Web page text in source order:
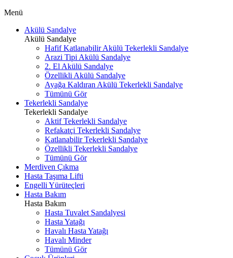
Menü
Akülü Sandalye
Akülü Sandalye
Hafif Katlanabilir Akülü Tekerlekli Sandalye
Arazi Tipi Akülü Sandalye
2. El Akülü Sandalye
Özellikli Akülü Sandalye
Ayağa Kaldıran Akülü Tekerlekli Sandalye
Tümünü Gör
Tekerlekli Sandalye
Tekerlekli Sandalye
Aktif Tekerlekli Sandalye
Refakatçi Tekerlekli Sandalye
Katlanabilir Tekerlekli Sandalye
Özellikli Tekerlekli Sandalye
Tümünü Gör
Merdiven Çıkma
Hasta Taşıma Lifti
Engelli Yürüteçleri
Hasta Bakım
Hasta Bakım
Hasta Tuvalet Sandalyesi
Hasta Yatağı
Havalı Hasta Yatağı
Havalı Minder
Tümünü Gör